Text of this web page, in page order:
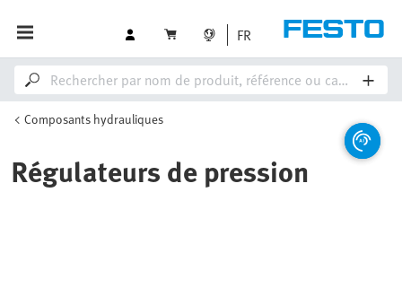
FR
Composants hydrauliques
Régulateurs de pression